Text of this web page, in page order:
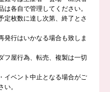
各自で管理してください。
定枚数に達し次第、終了とさ
発行はいかなる場合も致しま
フ屋行為、転売、複製は一切
イベント中止となる場合がご
い。